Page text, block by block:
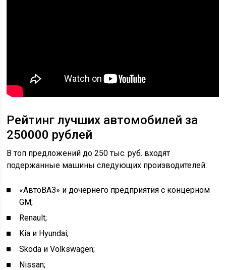
Рейтинг лучших автомобилей за
250000 рублей
В топ предложений до 250 тыс. руб. входят
подержанные машины следующих производителей:
«АвтоВАЗ» и дочернего предприятия с концерном
GM;
Renault;
Kia и Hyundai;
Skoda и Volkswagen;
Nissan;